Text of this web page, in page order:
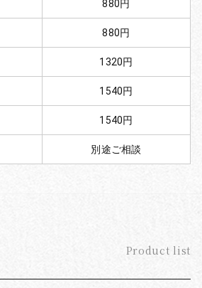
Product list
880円
880円
1320円
1540円
1540円
別途ご相談